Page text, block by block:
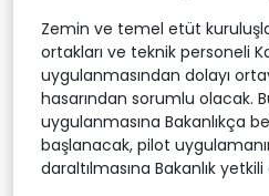
Zemin ve temel etüt
ortakları ve teknik personeli
uygulanmasından dolayı
hasarından sorumlu olacak.
uygulanmasına Bakanlıkça
başlanacak, pilot
daraltılmasına Bakanlık